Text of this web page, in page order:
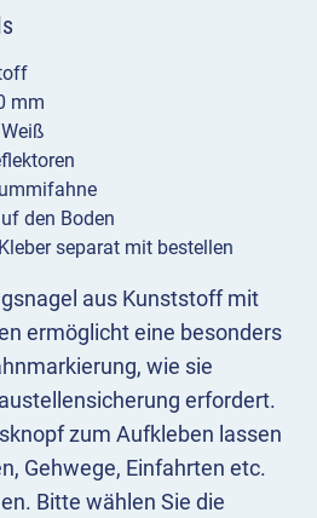
aus Kunststoff mit
ermöglicht eine besonders
wie sie
erfordert.
zum Aufkleben lassen
Gehwege, Einfahrten etc.
Bitte wählen Sie die
mm
den Boden
separat mit bestellen